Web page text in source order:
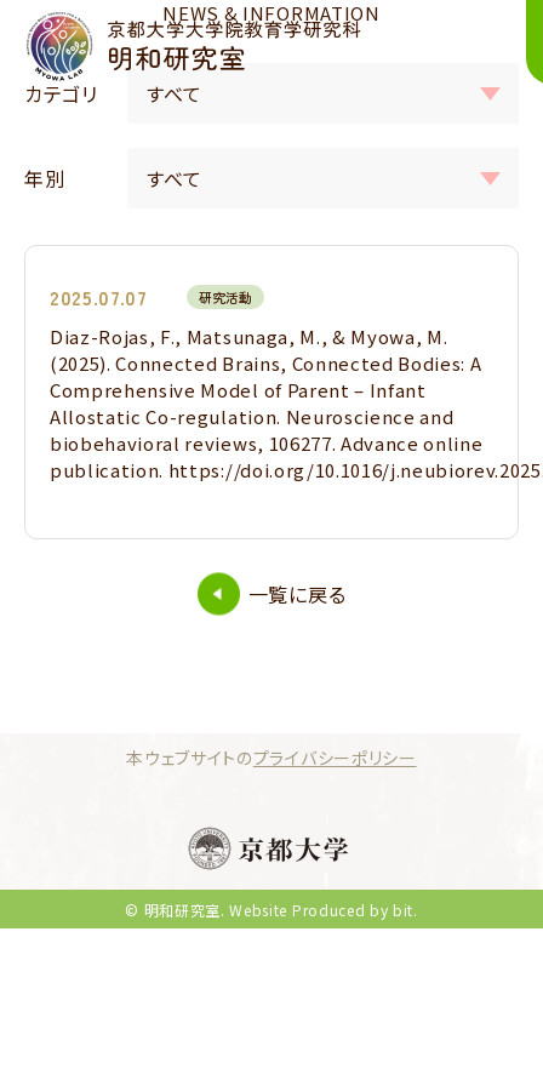
NEWS & INFORMATION
カテゴリ
年別
2025.07.07 研究活動
Diaz-Rojas, F., Matsunaga, M., & Myowa, M.
(2025). Connected Brains, Connected Bodies: A
Comprehensive Model of Parent – Infant
Allostatic Co-regulation. Neuroscience and
biobehavioral reviews, 106277. Advance online
publication. https://doi.org/10.1016/
一覧に戻る
本ウェブサイトのプライバシーポリシー
© 明和研究室. Website Produced by bit.